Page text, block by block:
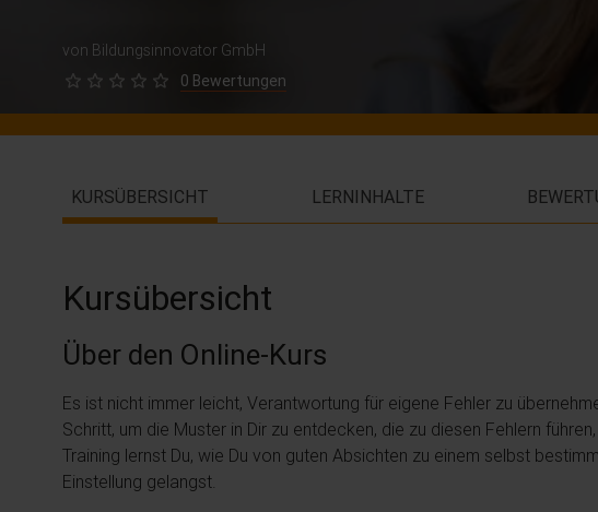
von Bildungsinnovator GmbH
0 Bewertungen
KURSÜBERSICHT LERNINHALTE
Kursübersicht
Über den Online-Kurs
Es ist nicht immer leicht, Verantwortung für eigene Fehler zu
Schritt, um die Muster in Dir zu entdecken, die zu diesen Fehlern
Training lernst Du, wie Du von guten Absichten zu einem selbst
Einstellung gelangst.